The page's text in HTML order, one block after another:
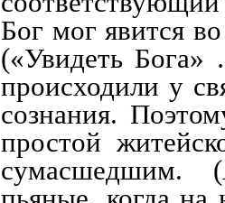
Бог мог явится
(«Увидеть
происходили у
сознания.
простой
сумасшедшим.